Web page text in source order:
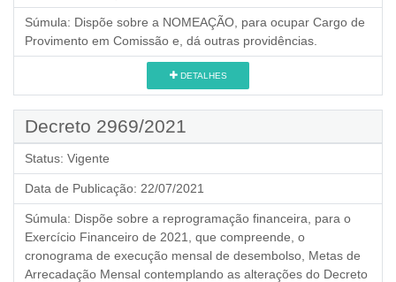
Súmula: Dispõe sobre a NOMEAÇÃO, para ocupar Cargo de
Provimento em Comissão e, dá outras providências.
DETALHES
Decreto 2969/2021
Status: Vigente
Data de Publicação: 22/07/2021
Súmula: Dispõe sobre a reprogramação financeira, para o
Exercício Financeiro de 2021, que compreende, o
cronograma de execução mensal de desembolso, Metas de
Arrecadação Mensal contemplando as alterações do Decreto